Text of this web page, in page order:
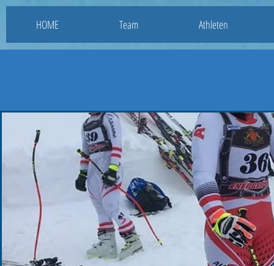
HOME Team Athleten